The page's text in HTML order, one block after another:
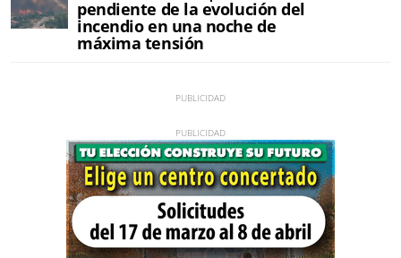
pendiente de la evolución del
incendio en una noche de
máxima tensión